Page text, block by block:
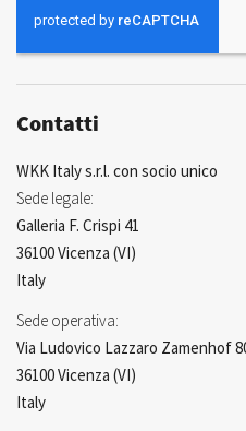
Newsletter:
Contatti
WKK Italy s.r.l. con socio unico
Sede legale:
Galleria F. Crispi 41
36100 Vicenza (VI)
Italy
Sede operativa:
Via Ludovico Lazzaro Zamenhof
36100 Vicenza (VI)
Italy